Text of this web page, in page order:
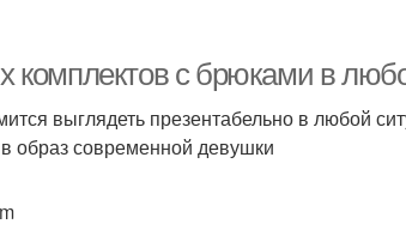
комплектов с брюками в
выглядеть презентабельно в любой
образ современной девушки